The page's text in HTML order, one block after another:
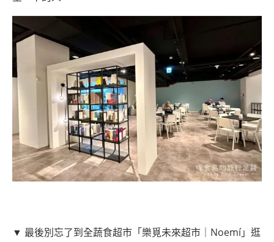
▼ 最後別忘了到全蔬食超市「樂覓未來超市｜Noemí」逛